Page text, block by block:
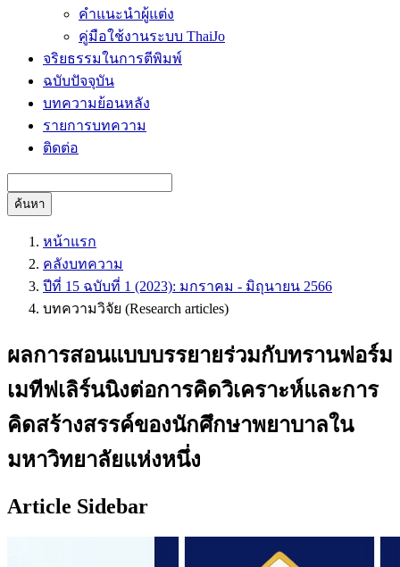
คำแนะนำผู้แต่ง
คู่มือใช้งานระบบ ThaiJo
จริยธรรมในการตีพิมพ์
ฉบับปัจจุบัน
บทความย้อนหลัง
รายการบทความ
ติดต่อ
ค้นหา
หน้าแรก
คลังบทความ
ปีที่ 15 ฉบับที่ 1 (2023): มกราคม - มิถุนายน 2566
บทความวิจัย (Research articles)
ผลการสอนแบบบรรยายร่วมกับทรานฟอร์ม
เมทีฟเลิร์นนิงต่อการคิดวิเคราะห์และการ
คิดสร้างสรรค์ของนักศึกษาพยาบาลใน
มหาวิทยาลัยแห่งหนึ่ง
Article Sidebar